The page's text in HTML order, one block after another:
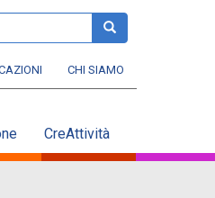
cerca
CHI SIAMO
CreAttività